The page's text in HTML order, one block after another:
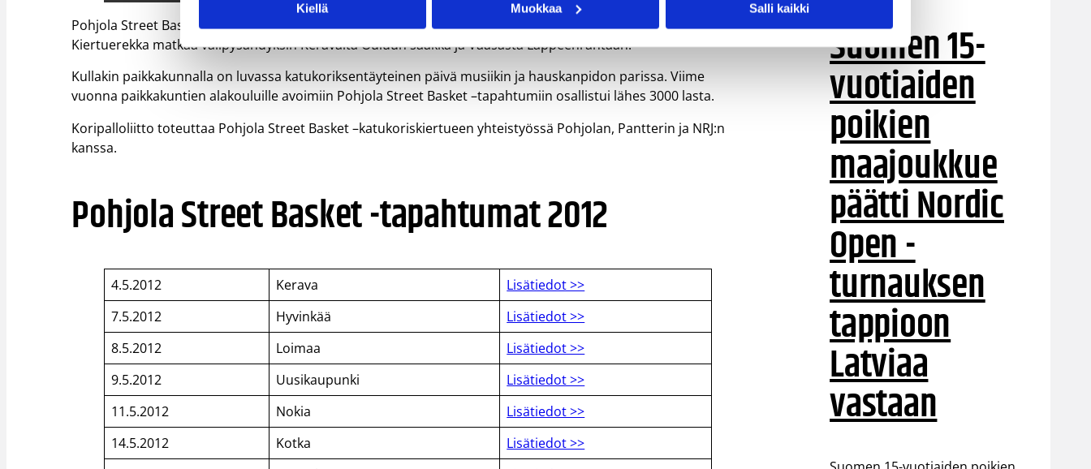
Kiellä Muokkaa Salli kaikki
Pohjola Street Basket tarjoaa vuoden hauskimman koulupäivän 3.-6. luokkalaisille ympäri Suomen.
Kiertuerekka matkaa välipysähdyksin Keravalta Ouluun saakka ja Vaasasta Lappeenrantaan.
Kullakin paikkakunnalla on luvassa katukoriksentäyteinen päivä musiikin ja hauskanpidon parissa. Viime
vuonna paikkakuntien alakouluille avoimiin Pohjola Street Basket –tapahtumiin osallistui lähes 3000 lasta.
Koripalloliitto toteuttaa Pohjola Street Basket –katukoriskiertueen yhteistyössä Pohjolan, Pantterin ja NRJ:n
kanssa.
Pohjola Street Basket -tapahtumat 2012
4.5.2012 Kerava
Lisätiedot >>
7.5.2012
Hyvinkää
Lisätiedot >>
8.5.2012
Loimaa
Lisätiedot >>
9.5.2012
Uusikaupunki
Lisätiedot >>
11.5.2012
Nokia
Lisätiedot >>
14.5.2012
Kotka
Lisätiedot >>
Suomen 15-
vuotiaiden
poikien
maajoukkue
päätti Nordic
Open -
turnauksen
tappioon
Latviaa
vastaan